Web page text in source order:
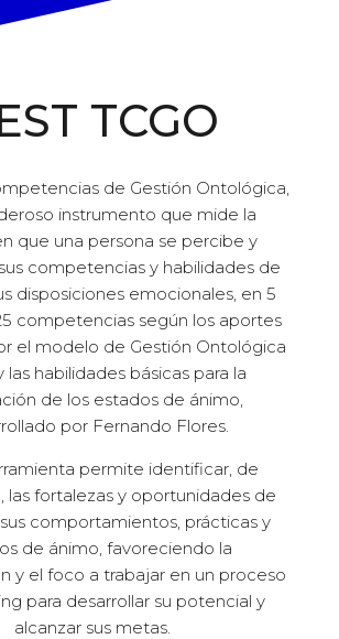
TCGO
de Gestión Ontológica,
instrumento que mide la
que una persona se percibe y
competencias y habilidades de
disposiciones emocionales, en 5
competencias según los aportes
el modelo de Gestión Ontológica
las habilidades básicas para la
de los estados de ánimo,
por Fernando Flores.
permite identificar, de
las fortalezas y oportunidades de
comportamientos, prácticas y
de ánimo, favoreciendo la
y el foco a trabajar en un proceso
para desarrollar su potencial y
alcanzar sus metas.